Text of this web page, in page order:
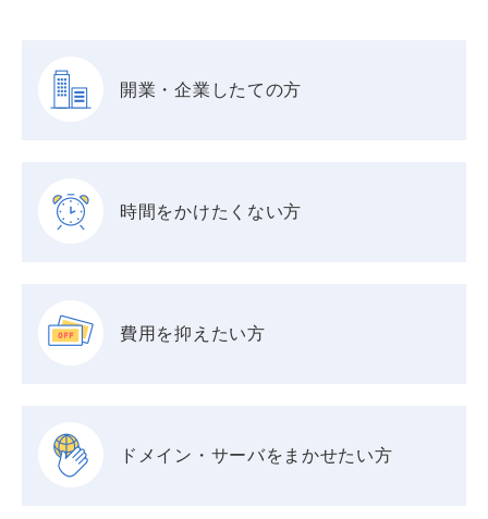
開業・企業したての方
時間をかけたくない方
費用を抑えたい方
ドメイン・サーバを まかせたい方